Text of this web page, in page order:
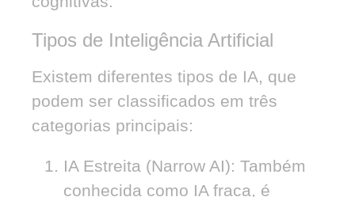
Tipos de Inteligência Artificial
Existem diferentes tipos de IA, que
podem ser classificados em três
categorias principais:
IA Estreita (Narrow AI): Também
conhecida como IA fraca, é